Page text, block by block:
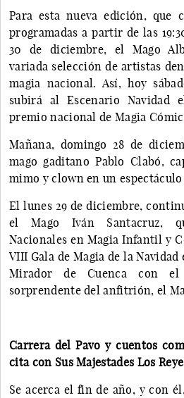
Para esta nueva edición, que
programadas a partir de las
30 de diciembre, el Mago
variada selección de artistas
magia nacional. Así, hoy
subirá al Escenario Navidad
premio nacional de Magia
Mañana, domingo 28 de
mago gaditano Pablo Clabó,
mimo y clown en un
El lunes 29 de diciembre,
el Mago Iván Santacruz,
Nacionales en Magia Infantil y
VIII Gala de Magia de la
Mirador de Cuenca con el
sorprendente del anfitrión, el
Carrera del Pavo y cuentos
cita con Sus Majestades Los
Se acerca el fin de año, y con